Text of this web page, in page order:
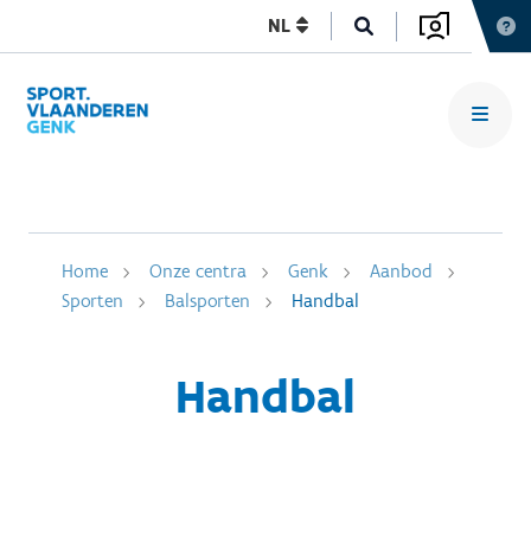
NL
Home Onze centra Genk
Aanbod
Sporten
Balsporten Handbal
Handbal